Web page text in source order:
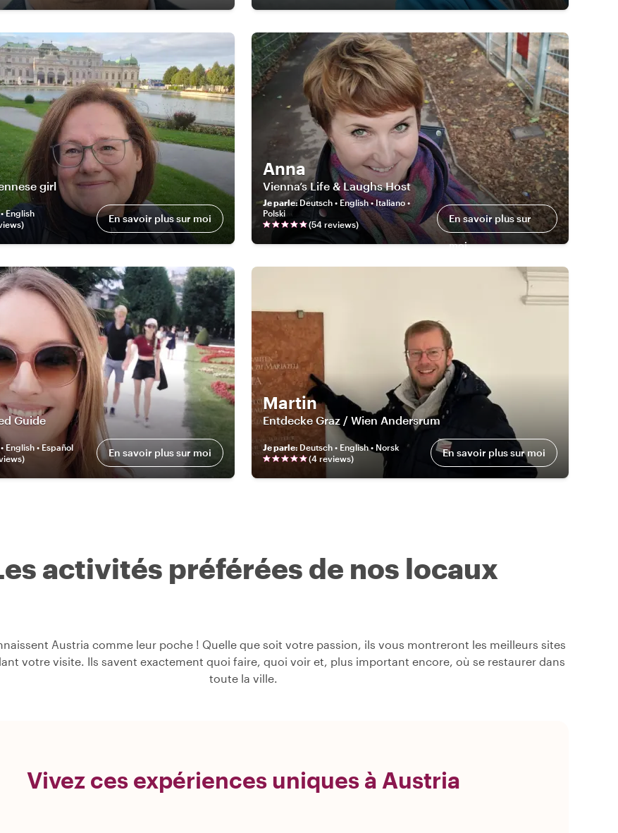
girl
English
s) En savoir plus sur moi
Anna
Vienna’s Life & Laughs Host
Je parle:Deutsch • English • Italiano •
Polski
(54 reviews) En savoir plus sur
moi
Guide
English • Español
s) En savoir plus sur moi
Martin
Entdecke Graz / Wien Andersrum
Je parle: Deutsch • English • Norsk
(4 reviews) En savoir plus sur moi
activités préférées de nos locaux
Austria comme leur poche ! Quelle que soit votre passion, ils vous montreront les meilleurs sites
votre visite. Ils savent exactement quoi faire, quoi voir et, plus important encore, où se restaurer dans
toute la ville.
Vivez ces expériences uniques à Austria